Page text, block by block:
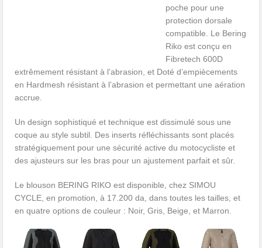
poche pour une
protection dorsale
compatible. Le Bering
Riko est conçu en
Fibretech 600D
extrêmement résistant à l’abrasion, et Doté d’empiècements
en Hardmesh résistant à l’abrasion et permettant une aération
accrue.
Un design sophistiqué et technique est dissimulé sous une
coque au style subtil. Des inserts réfléchissants sont placés
stratégiquement pour une sécurité active du motocycliste et
des ajusteurs sur les bras pour un ajustement parfait et sûr.
Le blouson BERING RIKO est disponible, chez SIMOU
CYCLE, en promotion, à 17.200 da, dans toutes les tailles, et
en quatre options de couleur : Noir, Gris, Beige, et Marron.